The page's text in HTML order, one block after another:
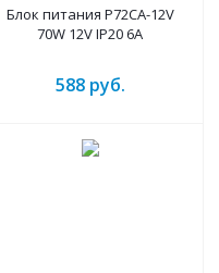
Блок питания P72CA-12V
70W 12V IP20 6A
588руб.